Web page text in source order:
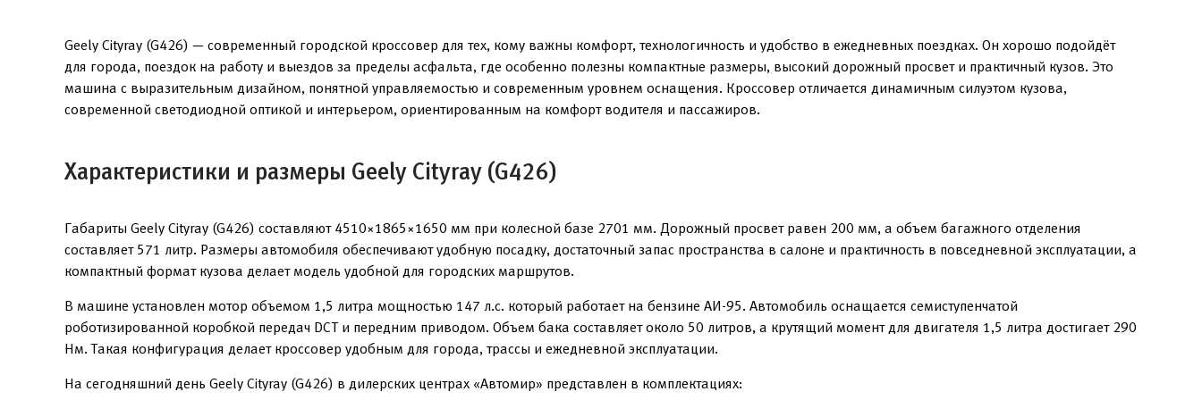
Geely Cityray (G426) — современный городской кроссовер для тех, кому важны комфорт, технологичность и удобство в ежедневных поездках. Он хорошо подойдёт
для города, поездок на работу и выездов за пределы асфальта, где особенно полезны компактные размеры, высокий дорожный просвет и практичный кузов. Это
машина с выразительным дизайном, понятной управляемостью и современным уровнем оснащения. Кроссовер отличается динамичным силуэтом кузова,
современной светодиодной оптикой и интерьером, ориентированным на комфорт водителя и пассажиров.
Характеристики и размеры Geely Cityray (G426)
Габариты Geely Cityray (G426) составляют 4510×1865×1650 мм при колесной базе 2701 мм. Дорожный просвет равен 200 мм, а объем багажного отделения
составляет 571 литр. Размеры автомобиля обеспечивают удобную посадку, достаточный запас пространства в салоне и практичность в повседневной эксплуатации, а
компактный формат кузова делает модель удобной для городских маршрутов.
В машине установлен мотор объемом 1,5 литра мощностью 147 л.с. который работает на бензине АИ-95. Автомобиль оснащается семиступенчатой
роботизированной коробкой передач DCT и передним приводом. Объем бака составляет около 50 литров, а крутящий момент для двигателя 1,5 литра достигает 290
Нм. Такая конфигурация делает кроссовер удобным для города, трассы и ежедневной эксплуатации.
На сегодняшний день Geely Cityray (G426) в дилерских центрах «Автомир» представлен в комплектациях: